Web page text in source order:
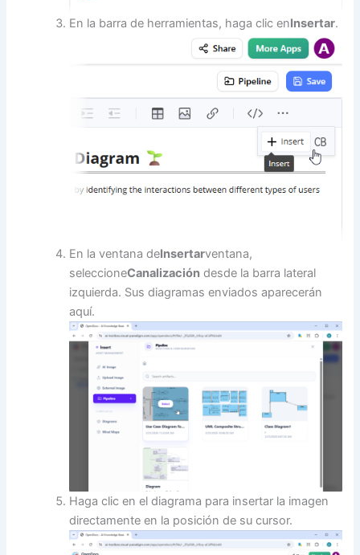
En la barra de herramientas, haga clic enInsertar.
En la ventana deInsertarventana,
seleccioneCanalización desde la barra lateral
izquierda. Sus diagramas enviados aparecerán
aquí.
Haga clic en el diagrama para insertar la imagen
directamente en la posición de su cursor.